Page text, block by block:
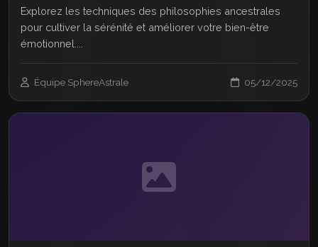
Explorez les techniques des philosophies ancestrales
pour cultiver la sérénité et améliorer votre bien-être
émotionnel....
Équipe SphereAstrale 05/12/2025